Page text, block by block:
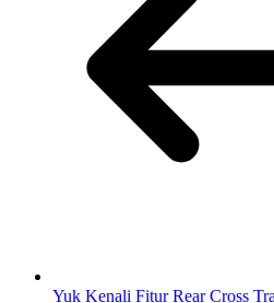
Yuk Kenali Fitur Rear Cross